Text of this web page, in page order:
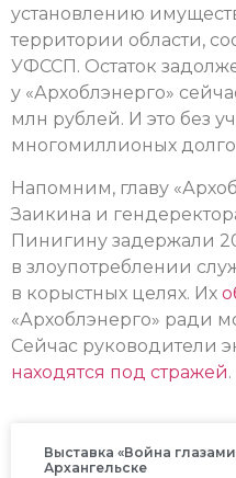
установлению
территории области,
УФССП. Остаток
у «Архоблэнерго»
млн рублей. И это без
многомиллионых
Напомним, главу
Заикина и
Пинигину задержали
в злоупотреблении
в корыстных целях. Их
«Архоблэнерго» ради
Сейчас руководители
находятся под стражей.
Выставка «Война
Архангельске